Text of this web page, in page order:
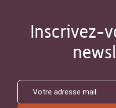
Inscrivez-